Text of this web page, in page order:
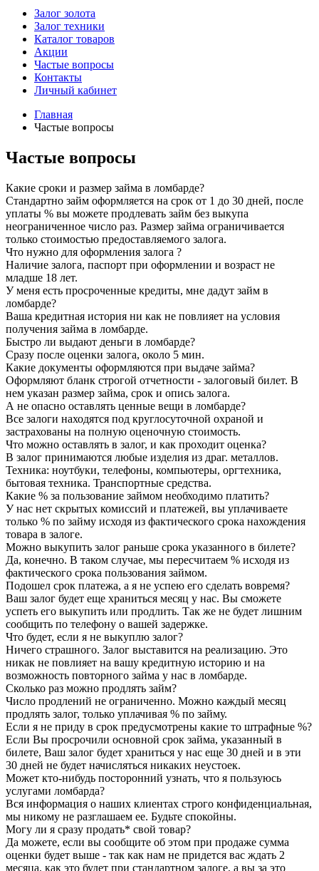
Залог золота
Залог техники
Каталог товаров
Акции
Частые вопросы
Контакты
Личный кабинет
Главная
Частые вопросы
Частые вопросы
Какие сроки и размер займа в ломбарде?
Стандартно займ оформляется на срок от 1 до 30 дней, после
уплаты % вы можете продлевать займ без выкупа
неограниченное число раз. Размер займа ограничивается
только стоимостью предоставляемого залога.
Что нужно для оформления залога ?
Наличие залога, паспорт при оформлении и возраст не
младше 18 лет.
У меня есть просроченные кредиты, мне дадут займ в
ломбарде?
Ваша кредитная история ни как не повлияет на условия
получения займа в ломбарде.
Быстро ли выдают деньги в ломбарде?
Сразу после оценки залога, около 5 мин.
Какие документы оформляются при выдаче займа?
Оформляют бланк строгой отчетности - залоговый билет. В
нем указан размер займа, срок и опись залога.
А не опасно оставлять ценные вещи в ломбарде?
Все залоги находятся под круглосуточной охраной и
застрахованы на полную оценочную стоимость.
Что можно оставлять в залог, и как проходит оценка?
В залог принимаются любые изделия из драг. металлов.
Техника: ноутбуки, телефоны, компьютеры, оргтехника,
бытовая техника. Транспортные средства.
Какие % за пользование займом необходимо платить?
У нас нет скрытых комиссий и платежей, вы уплачиваете
только % по займу исходя из фактического срока нахождения
товара в залоге.
Можно выкупить залог раньше срока указанного в билете?
Да, конечно. В таком случае, мы пересчитаем % исходя из
фактического срока пользования займом.
Подошел срок платежа, а я не успею его сделать вовремя?
Ваш залог будет еще храниться месяц у нас. Вы сможете
успеть его выкупить или продлить. Так же не будет лишним
сообщить по телефону о вашей задержке.
Что будет, если я не выкуплю залог?
Ничего страшного. Залог выставится на реализацию. Это
никак не повлияет на вашу кредитную историю и на
возможность повторного займа у нас в ломбарде.
Сколько раз можно продлять займ?
Число продлений не ограниченно. Можно каждый месяц
продлять залог, только уплачивая % по займу.
Если я не приду в срок предусмотрены какие то штрафные %?
Если Вы просрочили основной срок займа, указанный в
билете, Ваш залог будет храниться у нас еще 30 дней и в эти
30 дней не будет начисляться никаких неустоек.
Может кто-нибудь посторонний узнать, что я пользуюсь
услугами ломбарда?
Вся информация о наших клиентах строго конфиденциальная,
мы никому не разглашаем ее. Будьте спокойны.
Могу ли я сразу продать* свой товар?
Да можете, если вы сообщите об этом при продаже сумма
оценки будет выше - так как нам не придется вас ждать 2
месяца, как это будет при стандартном залоге, а вы за это